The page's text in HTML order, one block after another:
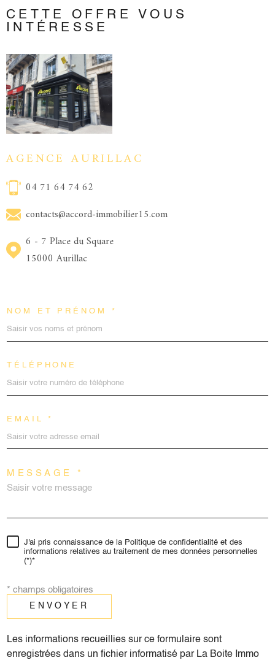
CETTE OFFRE
VOUS
INTÉRESSE
AGENCE AURILLAC
04 71 64 74 62
contacts@accord-immobilier15.com
6 - 7 Place du Square
15000 Aurillac
NOM ET PRÉNOM *
TÉLÉPHONE
EMAIL *
MESSAGE *
J'ai pris connaissance de la Politique de confidentialité et des
informations relatives au traitement de mes données personnelles
(*)*
* champs obligatoires
ENVOYER
Les informations recueillies sur ce formulaire sont
enregistrées dans un fichier informatisé par La Boite Immo